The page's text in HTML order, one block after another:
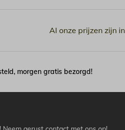
Al onze prijzen zijn
morgen gratis bezorgd!